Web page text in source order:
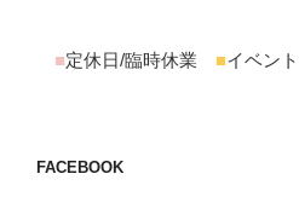
■定休日/臨時休業 ■イベント
FACEBOOK